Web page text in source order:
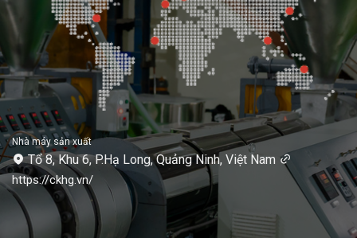
Nhà máy sản xuất
Tổ 8, Khu 6, P.Hạ Long, Quảng Ninh, Việt Nam
https://ckhg.vn/